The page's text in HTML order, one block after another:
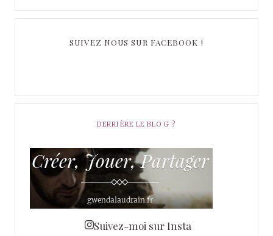
SUIVEZ NOUS SUR FACEBOOK !
DERRIÈRE LE BLOG ?
Suivez-moi sur Insta